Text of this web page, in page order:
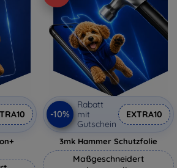
-10%
Rabatt
mit
Gutschein
EXTRA10
3mk Hammer Schutzfolie
Maßgeschneidert